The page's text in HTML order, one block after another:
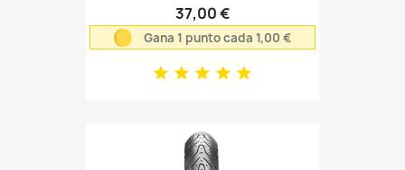
37,00 €
Gana 1 punto cada 1,00 €